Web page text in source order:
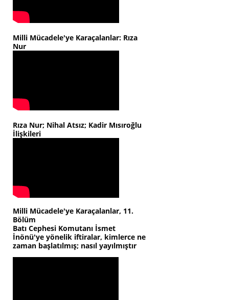
Milli Mücadele'ye Karaçalanlar: Rıza
Nur
Rıza Nur; Nihal Atsız; Kadir Mısıroğlu
İlişkileri
Milli Mücadele'ye Karaçalanlar, 11.
Bölüm
Batı Cephesi Komutanı İsmet
İnönü'ye yönelik iftiralar, kimlerce ne
zaman başlatılmış; nasıl yayılmıştır